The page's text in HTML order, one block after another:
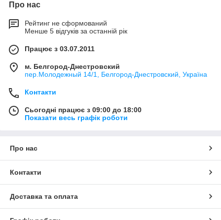
Про нас
Рейтинг не сформований
Менше 5 відгуків за останній рік
Працює з 03.07.2011
м. Белгород-Днестровский
пер.Молодежный 14/1, Белгород-Днестровский, Україна
Контакти
Сьогодні працює з 09:00 до 18:00
Показати весь графік роботи
Про нас
Контакти
Доставка та оплата